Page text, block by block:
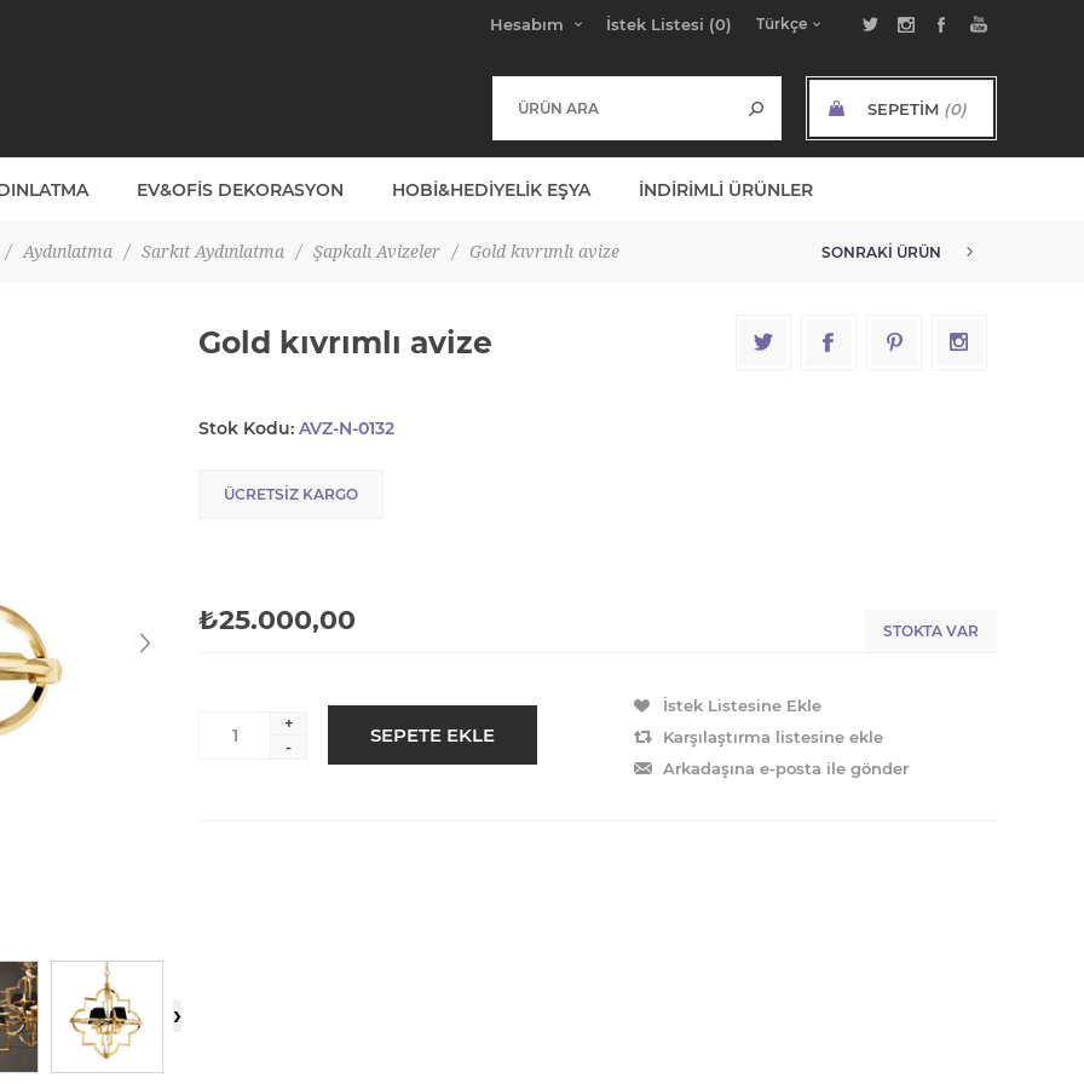
Hesabım İstek Listesi (0)
SEPETIM (0)
EV&OFIS DEKORASYON HOBI&HEDIYELIK EŞYA İNDIRIMLI ÜRÜNLER
/ Aydınlatma / Sarkıt Aydınlatma / Şapkalı Avizeler / Gold kıvrımlı avize SONRAKI ÜRÜN
›
Gold kıvrımlı avize
Stok Kodu: AVZ-N-0132
ÜCRETSIZ KARGO
₺25.000,00 STOKTA VAR
+
-